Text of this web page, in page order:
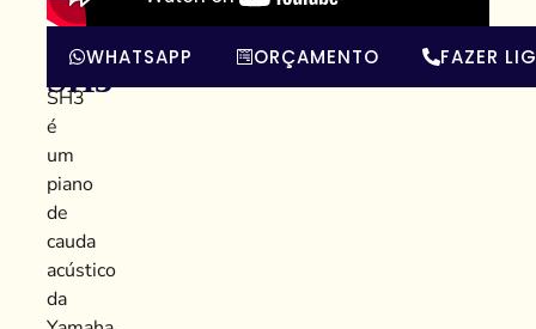
GC1
SH3
GC1
SH3
é
um
piano
de
cauda
acústico
da
WHATSAPP ORÇAMENTO FAZER